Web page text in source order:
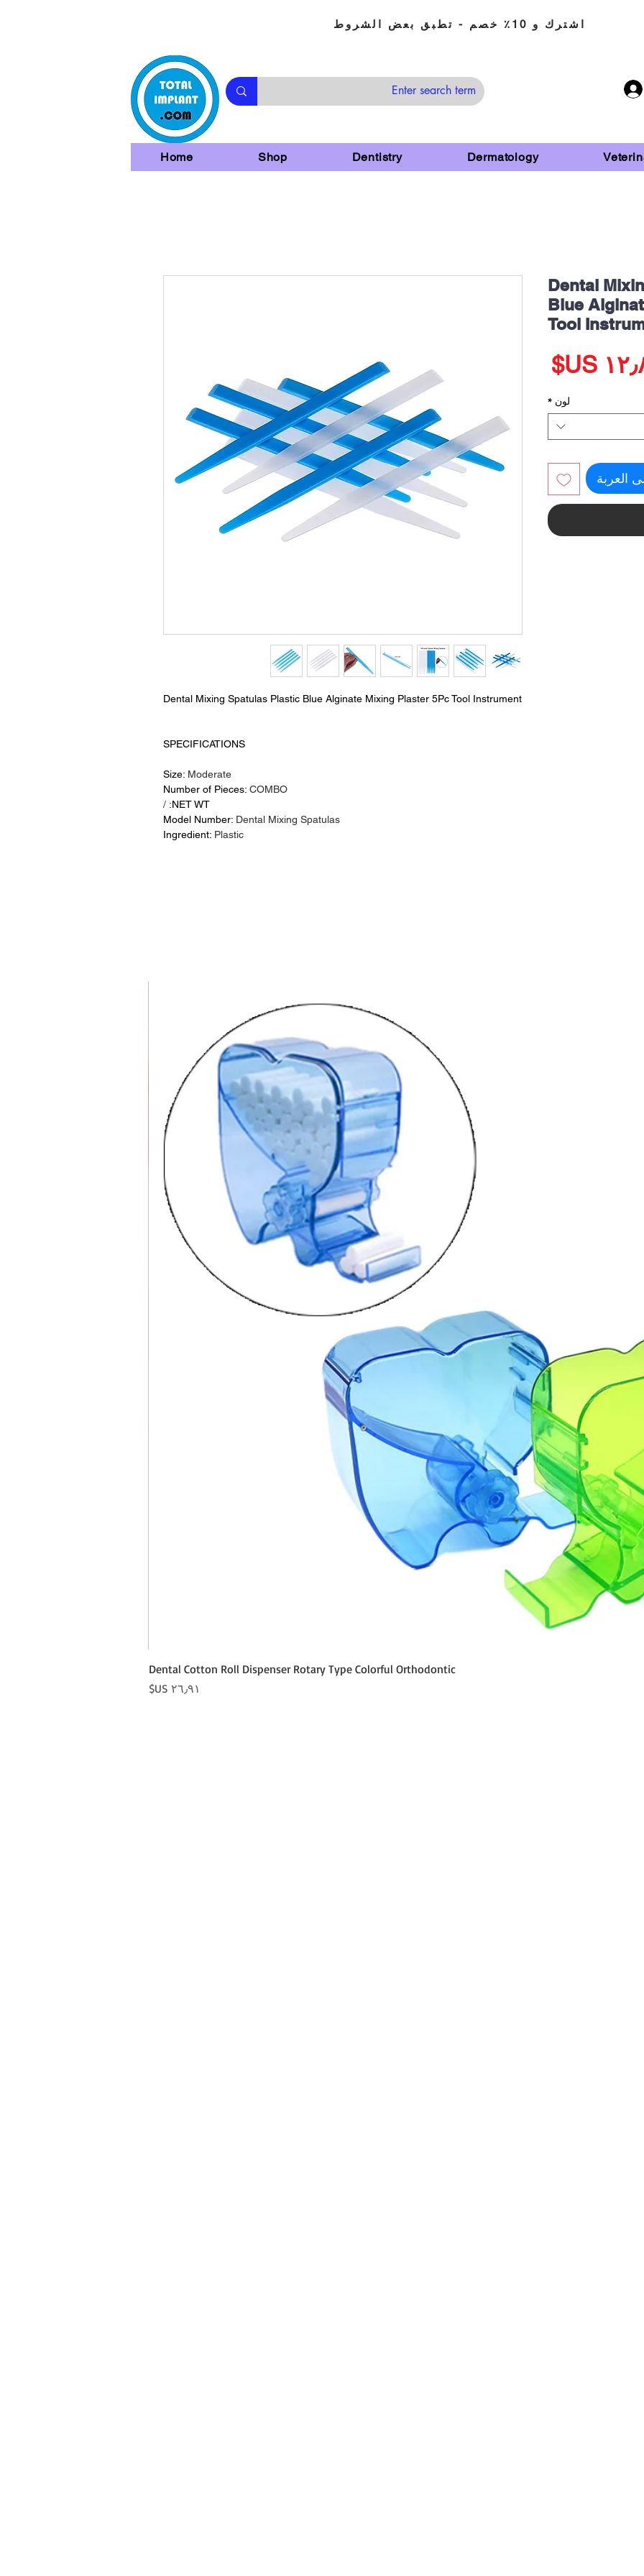
اشترك و 10٪ خصم - تطبق بعض الشروط
Home Shop Dentistry Dermatology
Dental Mixing Spatulas Plastic Blue Alginate Mixing Plaster 5Pc Tool Instrument
SPECIFICATIONS
Size: Moderate
Number of Pieces: COMBO
NET WT:
/
Model Number: Dental Mixing Spatulas
Ingredient: Plastic
Dental
Blue
Tool
لون *
العربة
العرض السريعDental Cotton Roll Dispenser Rotary Type Colorful Orthodontic
السعر